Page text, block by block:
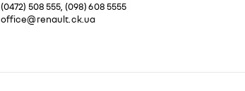
(0472) 508 555, (098) 608 5555
office@renault.ck.ua